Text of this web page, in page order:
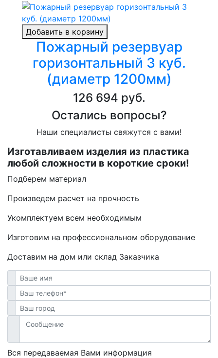
Добавить в корзину
Пожарный резервуар
горизонтальный 3 куб.
(диаметр 1200мм)
126 694 руб.
Остались вопросы?
Наши специалисты свяжутся с вами!
Изготавливаем изделия из пластика
любой сложности в короткие сроки!
Подберем материал
Произведем расчет на прочность
Укомплектуем всем необходимым
Изготовим на профессиональном оборудование
Доставим на дом или склад Заказчика
Вся передаваемая Вами информация